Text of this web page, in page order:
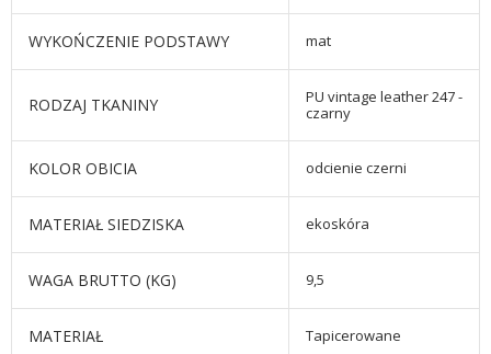
WYKOŃCZENIE PODSTAWY mat
RODZAJ TKANINY
PU vintage leather 247 -
czarny
KOLOR OBICIA odcienie czerni
MATERIAŁ SIEDZISKA ekoskóra
WAGA BRUTTO (KG) 9,5
MATERIAŁ Tapicerowane